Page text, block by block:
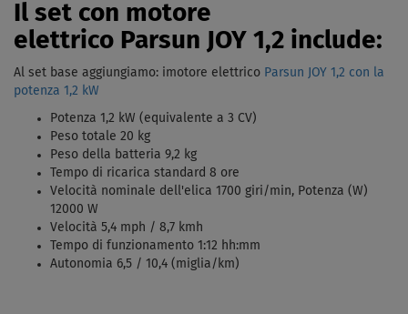
Il set con motore
elettrico Parsun JOY 1,2 include:
Al set base aggiungiamo: imotore elettrico Parsun JOY 1,2 con la
potenza 1,2 kW
Potenza 1,2 kW (equivalente a 3 CV)
Peso totale 20 kg
Peso della batteria 9,2 kg
Tempo di ricarica standard 8 ore
Velocità nominale dell'elica 1700 giri/min, Potenza (W)
12000 W
Velocità 5,4 mph / 8,7 kmh
Tempo di funzionamento 1:12 hh:mm
Autonomia 6,5 / 10,4 (miglia/km)